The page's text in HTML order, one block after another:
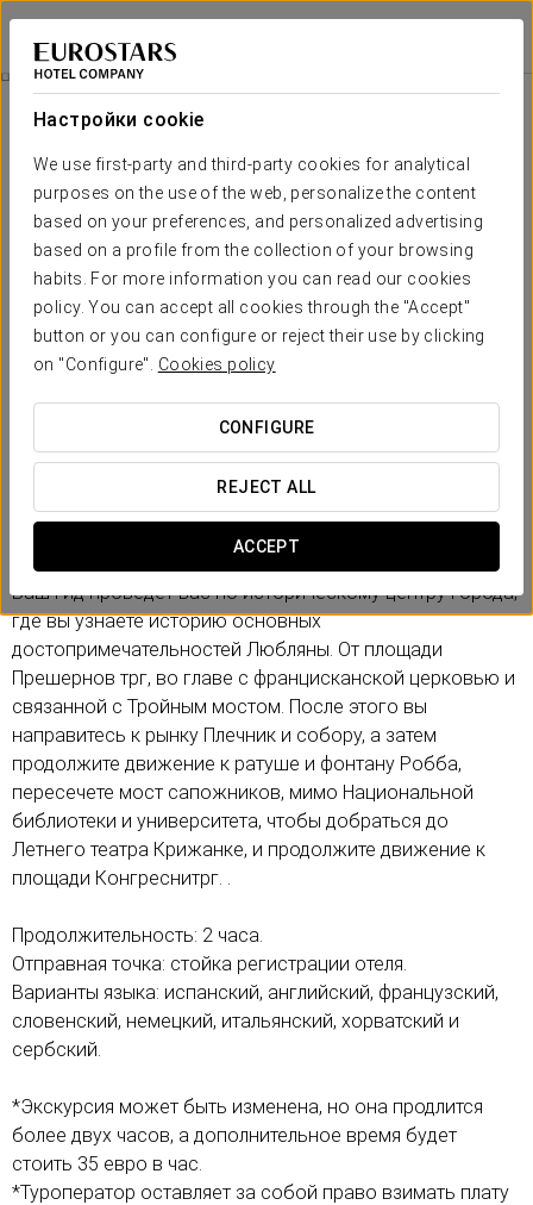
Настройки cookie
We use first-party and third-party cookies for analytical
purposes on the use of the web, personalize the content
based on your preferences, and personalized advertising
based on a profile from the collection of your browsing
habits. For more information you can read our cookies
policy. You can accept all cookies through the "Accept"
button or you can configure or reject their use by clicking
on "Configure". Cookies policy
CONFIGURE
REJECT ALL
ACCEPT
Eurostars uHotel
ЛЮБЛЯНА
Экскурсия По Городу
95€
Экскурсия по городу
В этой экскурсии мы познакомимся с основными
достопримечательностями, чтобы узнать об истории,
искусстве, архитектуре и образе жизни города как в его
Ваш гид проведет вас по историческому центру города,
где вы узнаете историю основных
достопримечательностей Любляны. От площади
Прешернов трг, во главе с францисканской церковью и
связанной с Тройным мостом. После этого вы
направитесь к рынку Плечник и собору, а затем
продолжите движение к ратуше и фонтану Робба,
пересечете мост сапожников, мимо Национальной
библиотеки и университета, чтобы добраться до
Летнего театра Крижанке, и продолжите движение к
площади Конгреснитрг. .
Продолжительность: 2 часа.
Отправная точка: стойка регистрации отеля.
Варианты языка: испанский, английский, французский,
словенский, немецкий, итальянский, хорватский и
сербский.
*Экскурсия может быть изменена, но она продлится
более двух часов, а дополнительное время будет
стоить 35 евро в час.
*Туроператор оставляет за собой право взимать плату